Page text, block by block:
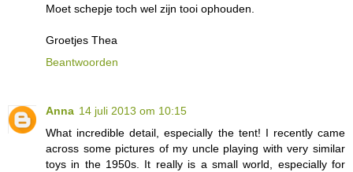
Moet schepje toch wel zijn tooi ophouden.
Groetjes Thea
Beantwoorden
Anna 14 juli 2013 om 10:15
What incredible detail, especially the tent! I recently came
across some pictures of my uncle playing with very similar
toys in the 1950s. It really is a small world, especially for